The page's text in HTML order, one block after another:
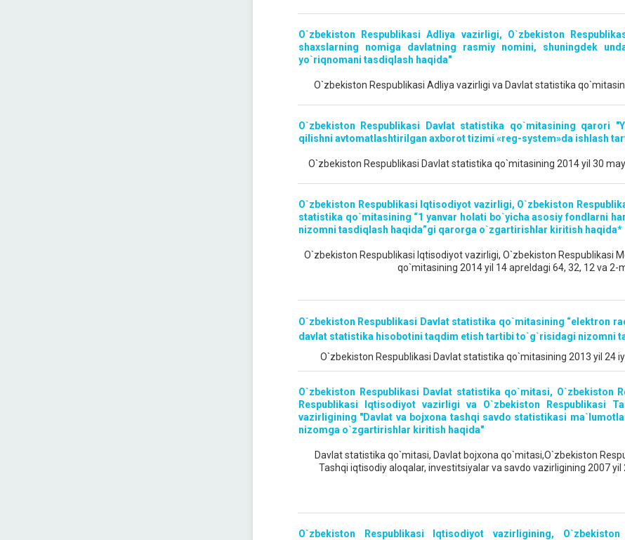
O`zbekiston Respublikasi Adliya vazirligi, O`zbekiston
shaxslarning nomiga davlatning rasmiy nomini, shuningdek
yo`riqnomani tasdiqlash haqida"
O`zbekiston Respublikasi Adliya vazirligi va Davlat statistika
O`zbekiston Respublikasi Davlat statistika qo`mitasining qarori
qilishni avtomatlashtirilgan axborot tizimi «reg-system»da ishlash
O`zbekiston Respublikasi Davlat statistika qo`mitasining 2014 yil 30
O`zbekiston Respublikasi Iqtisodiyot vazirligi, O`zbekiston
statistika qo`mitasining “1 yanvar holati bo`yicha asosiy fondlarni
nizomni tasdiqlash haqida”gi qarorga o`zgartirishlar kiritish haqida*
O`zbekiston Respublikasi Iqtisodiyot vazirligi, O`zbekiston Respublikasi
qo`mitasining 2014 yil 14 apreldagi 64, 32, 12 va
O`zbekiston Respublikasi Davlat statistika qo`mitasining “elektron
davlat statistika hisobotini taqdim etish tartibi to`g`risidagi nizomni
O`zbekiston Respublikasi Davlat statistika qo`mitasining 2013 yil 24
O`zbekiston Respublikasi Davlat statistika qo`mitasi, O`zbekiston
Respublikasi Iqtisodiyot vazirligi va O`zbekiston Respublikasi
vazirligining "Davlat va bojxona tashqi savdo statistikasi
nizomga o`zgartirishlar kiritish haqida"
Davlat statistika qo`mitasi, Davlat bojxona qo`mitasi,O`zbekiston
Tashqi iqtisodiy aloqalar, investitsiyalar va savdo vazirligining 2007
O`zbekiston Respublikasi Iqtisodiyot vazirligining,